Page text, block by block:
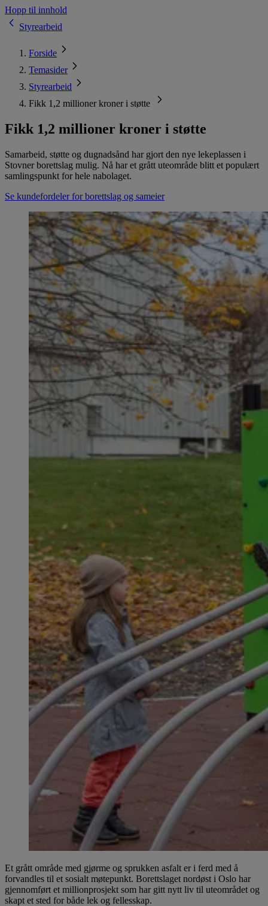
Hopp til innhold
Styrearbeid
Forside
Temasider
Styrearbeid
Fikk 1,2 millioner kroner i støtte
Fikk 1,2 millioner kroner i støtte
Samarbeid, støtte og dugnadsånd har gjort den nye lekeplassen i
Stovner borettslag mulig. Nå har et grått uteområde blitt et populært
samlingspunkt for hele nabolaget.
Se kundefordeler for borettslag og sameier
Et grått område med gjørme og sprukken asfalt er i ferd med å
forvandles til et sosialt møtepunkt. Borettslaget nordøst i Oslo har
gjennomført et millionprosjekt som har gitt nytt liv til uteområdet og
skapt et sted for både lek og fellesskap.